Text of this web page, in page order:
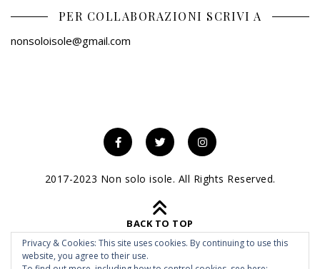
PER COLLABORAZIONI SCRIVI A
nonsoloisole@gmail.com
2017-2023 Non solo isole. All Rights Reserved.
BACK TO TOP
Privacy & Cookies: This site uses cookies. By continuing to use this
website, you agree to their use.